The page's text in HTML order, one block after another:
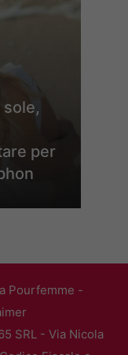
per
Pourfemme -
SRL - Via Nicola